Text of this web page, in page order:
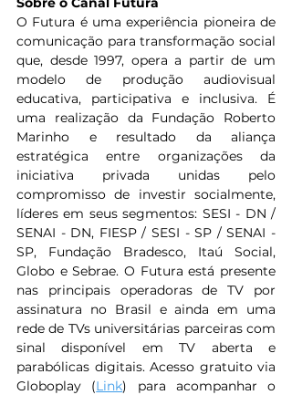
O Futura é uma experiência pioneira de
comunicação para transformação social
que, desde 1997, opera a partir de um
modelo de produção audiovisual
educativa, participativa e inclusiva. É
uma realização da Fundação Roberto
Marinho e resultado da aliança
estratégica entre organizações da
iniciativa privada unidas pelo
compromisso de investir socialmente,
líderes em seus segmentos: SESI - DN /
SENAI - DN, FIESP / SESI - SP / SENAI -
SP, Fundação Bradesco, Itaú Social,
Globo e Sebrae. O Futura está presente
nas principais operadoras de TV por
assinatura no Brasil e ainda em uma
rede de TVs universitárias parceiras com
sinal disponível em TV aberta e
parabólicas digitais. Acesso gratuito via
Globoplay (Link) para acompanhar o